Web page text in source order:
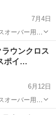
7月4日
オーバー用
プレシャスホ
の状態で残っ
用品
ウンクロス
ポイ…
6月12日
オーバー用
プレシャスホ
用品